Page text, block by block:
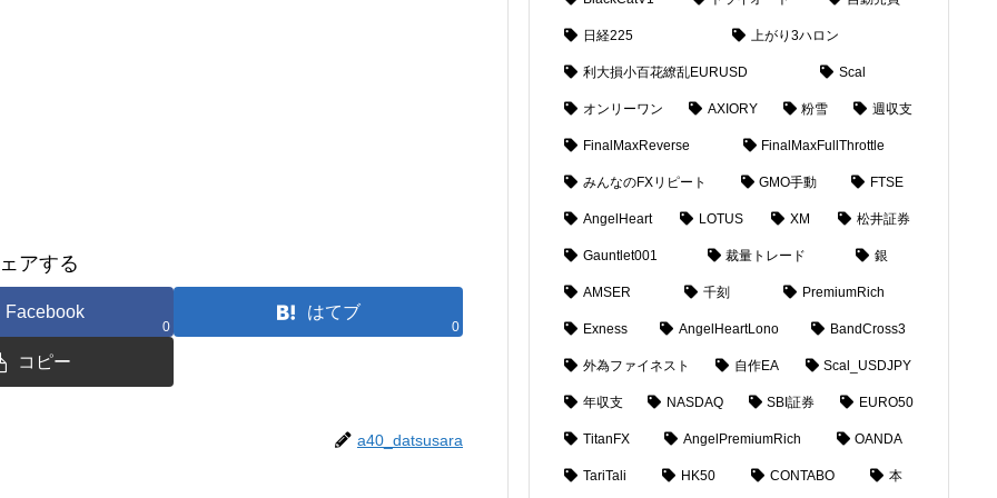
アする
Facebook
0
はてブ
0
コピー
a40_datsusara
日経225 上がり3ハロン
利大損小百花繚乱EURUSD Scal
オンリーワン AXIORY 粉雪 週収支
FinalMaxReverse FinalMaxFullThrottle
みんなのFXリピート GMO手動 FTSE
AngelHeart LOTUS XM 松井証券
Gauntlet001 裁量トレード 銀
AMSER 千刻 PremiumRich
Exness AngelHeartLono BandCross3
外為ファイネスト 自作EA Scal_USDJPY
年収支 NASDAQ SBI証券 EURO50
TitanFX AngelPremiumRich OANDA
TariTali HK50 CONTABO 本